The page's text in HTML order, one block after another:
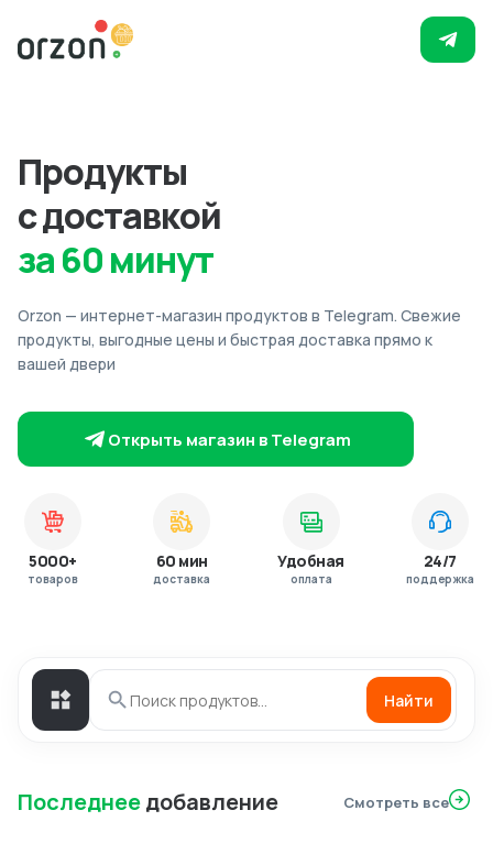
Продукты
с доставкой
за 60 минут
Orzon — интернет-магазин продуктов в Telegram. Свежие
продукты, выгодные цены и быстрая доставка прямо к
вашей двери
Открыть магазин в Telegram
5000+
товаров
60 мин
доставка
Удобная
оплата
24/7
поддержка
Найти
Последнеедобавление Смотреть все